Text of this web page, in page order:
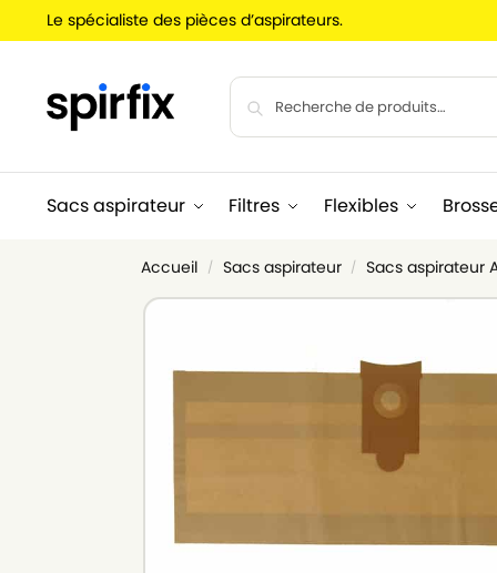
Le spécialiste des pièces d’aspirateurs.
Sacs aspirateur Filtres Flexibles
Accueil / Sacs aspirateur / Sacs aspirateur